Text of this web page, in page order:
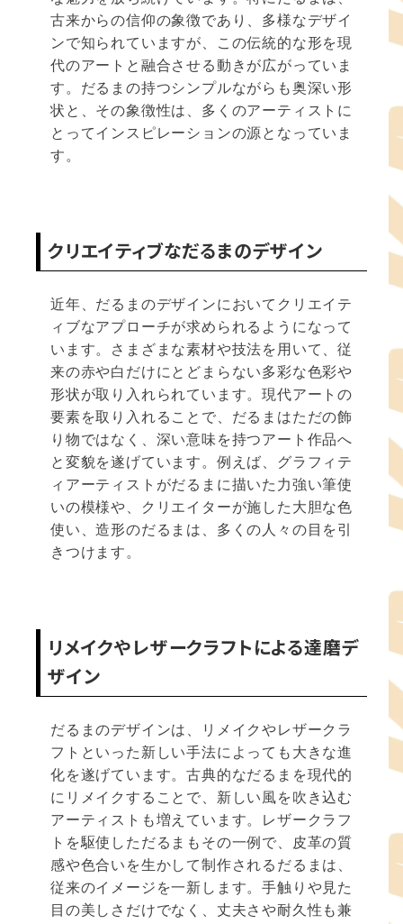
古来からの信仰の象徴であり、多様なデザイ
ンで知られていますが、この伝統的な形を現
代のアートと融合させる動きが広がっていま
す。だるまの持つシンプルながらも奥深い形
状と、その象徴性は、多くのアーティストに
とってインスピレーションの源となっていま
す。
クリエイティブなだるまのデザイン
近年、だるまのデザインにおいてクリエイテ
ィブなアプローチが求められるようになって
います。さまざまな素材や技法を用いて、従
来の赤や白だけにとどまらない多彩な色彩や
形状が取り入れられています。現代アートの
要素を取り入れることで、だるまはただの飾
り物ではなく、深い意味を持つアート作品へ
と変貌を遂げています。例えば、グラフィテ
ィアーティストがだるまに描いた力強い筆使
いの模様や、クリエイターが施した大胆な色
使い、造形のだるまは、多くの人々の目を引
きつけます。
リメイクやレザークラフトによる達磨デ
ザイン
だるまのデザインは、リメイクやレザークラ
フトといった新しい手法によっても大きな進
化を遂げています。古典的なだるまを現代的
にリメイクすることで、新しい風を吹き込む
アーティストも増えています。レザークラフ
トを駆使しただるまもその一例で、皮革の質
感や色合いを生かして制作されるだるまは、
従来のイメージを一新します。手触りや見た
目の美しさだけでなく、丈夫さや耐久性も兼